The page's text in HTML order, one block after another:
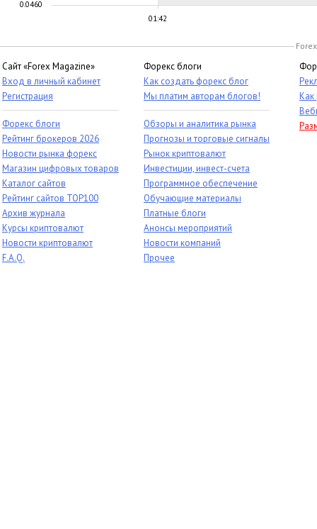
01:42
0.0460
Сайт «Forex Magazine»
Вход в личный кабинет
Регистрация
Форекс блоги
Рейтинг брокеров 2026
Новости рынка форекс
Магазин цифровых товаров
Каталог сайтов
Рейтинг сайтов TOP100
Архив журнала
Курсы криптовалют
Новости криптовалют
F.A.Q.
Форекс блоги
Как создать форекс блог
Мы платим авторам блогов!
Обзоры и аналитика рынка
Прогнозы и торговые сигналы
Рынок криптовалют
Инвестиции, инвест-счета
Программное обеспечение
Обучающие материалы
Платные блоги
Анонсы мероприятий
Новости компаний
Прочее
Как